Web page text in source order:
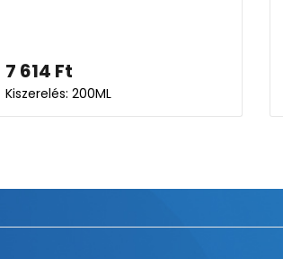
7 614 Ft
Kiszerelés: 200ML